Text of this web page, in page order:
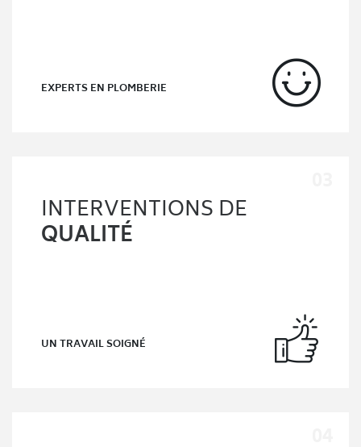
EXPERTS EN PLOMBERIE
INTERVENTIONS DE
QUALITÉ
UN TRAVAIL SOIGNÉ